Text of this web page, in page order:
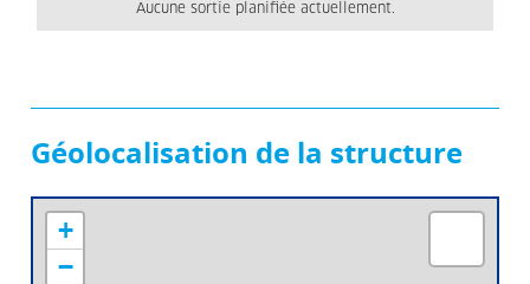
Aucune sortie planifiée actuellement.
Géolocalisation de la structure
+
−